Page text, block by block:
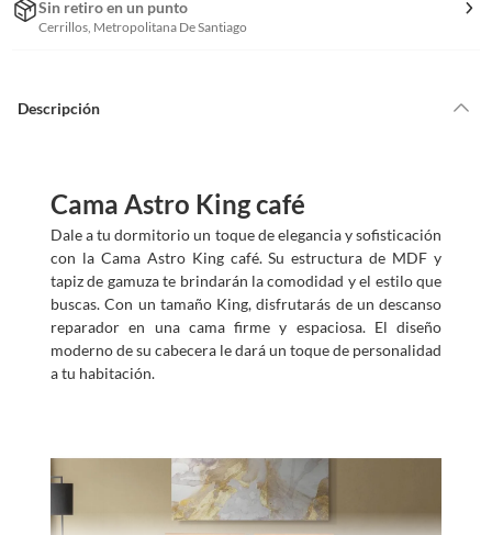
Sin retiro en un punto
Cerrillos, Metropolitana De Santiago
Descripción
Cama Astro King café
Dale a tu dormitorio un toque de elegancia y sofisticación
con la Cama Astro King café. Su estructura de MDF y
tapiz de gamuza te brindarán la comodidad y el estilo que
buscas. Con un tamaño King, disfrutarás de un descanso
reparador en una cama firme y espaciosa. El diseño
moderno de su cabecera le dará un toque de personalidad
a tu habitación.